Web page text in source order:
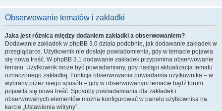
Obserwowanie tematów i zakładki
Jaka jest różnica między dodaniem zakładki a obserwowaniem?
Dodawanie zakładek w phpBB 3.0 działa podobnie, jak dodawanie zakładek w
przeglądarce. Użytkownik nie dostaje powiadomienia, gdy w temacie pojawia
się nowa treść. W phpBB 3.1 dodawanie zakładek przypomina obserwowanie
tematu. Użytkownik może być powiadamiany, gdy nastąpi aktualizacja tematu
oznaczonego zakładką. Funkcja obserwowania powiadamia użytkownika – w
wybrany przez niego sposób – gdy w obserwowanym temacie bądź forum
pojawiła się nowa treść. Sposoby powiadamiania dla zakładek i
obserwowanych elementów można konfigurować w panelu użytkownika na
karcie „Ustawienia witryny”.